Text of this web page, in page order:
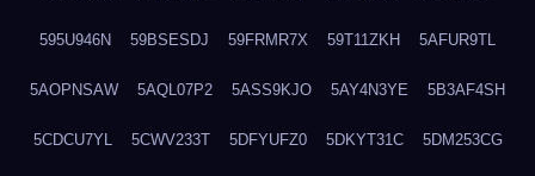
595U946N 59BSESDJ 59FRMR7X 59T11ZKH 5AFUR9TL
5AOPNSAW 5AQL07P2 5ASS9KJO 5AY4N3YE 5B3AF4SH
5CDCU7YL 5CWV233T 5DFYUFZ0 5DKYT31C 5DM253CG